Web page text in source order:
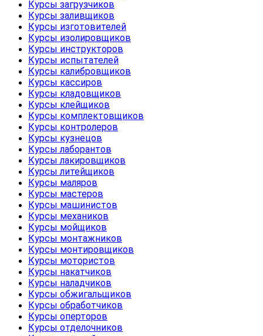
Курсы загрузчиков
Курсы заливщиков
Курсы изготовителей
Курсы изолировщиков
Курсы инструкторов
Курсы испытателей
Курсы калибровщиков
Курсы кассиров
Курсы кладовщиков
Курсы клейщиков
Курсы комплектовщиков
Курсы контролеров
Курсы кузнецов
Курсы лаборантов
Курсы лакировщиков
Курсы литейщиков
Курсы маляров
Курсы мастеров
Курсы машинистов
Курсы механиков
Курсы мойщиков
Курсы монтажников
Курсы монтировщиков
Курсы мотористов
Курсы накатчиков
Курсы наладчиков
Курсы обжигальщиков
Курсы обработчиков
Курсы оперторов
Курсы отделочников